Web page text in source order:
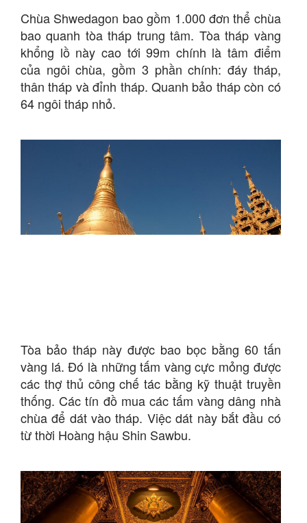
Chùa Shwedagon bao gồm 1.000 đơn thể chùa
bao quanh tòa tháp trung tâm. Tòa tháp vàng
khổng lồ này cao tới 99m chính là tâm điểm
của ngôi chùa, gồm 3 phần chính: đáy tháp,
thân tháp và đỉnh tháp. Quanh bảo tháp còn có
64 ngôi tháp nhỏ.
Tòa bảo tháp này được bao bọc bằng 60 tấn
vàng lá. Đó là những tấm vàng cực mỏng được
các thợ thủ công chế tác bằng kỹ thuật truyền
thống. Các tín đồ mua các tấm vàng dâng nhà
chùa để dát vào tháp. Việc dát này bắt đầu có
từ thời Hoàng hậu Shin Sawbu.